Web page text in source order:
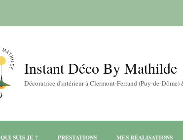
Instant Déco By Mathilde
Décoratrice d'intérieur à Clermont-Ferrand (Puy-de-Dôme)
QUI SUIS JE ? PRESTATIONS MES RÉALISATIONS